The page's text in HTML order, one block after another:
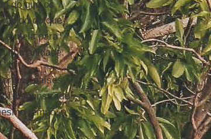
do que os
do que
e meia para
humanidade.
nos países
demonstrado
tempo, a